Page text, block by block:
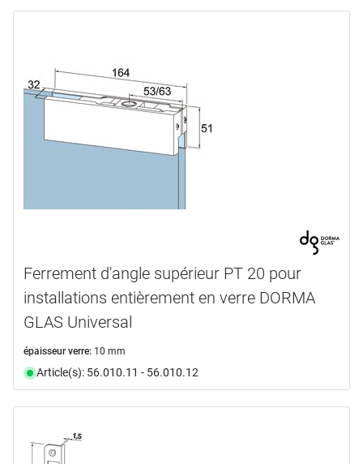
Ferrement d'angle supérieur PT 20 pour
installations entièrement en verre DORMA
GLAS Universal
épaisseur verre: 10 mm
Article(s): 56.010.11 - 56.010.12